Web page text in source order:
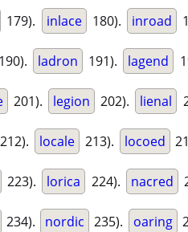
179). inlace 180). inroad
190). ladron 191). lagend
201). legion 202). lienal
212). locale 213). locoed
223). lorica 224). nacred
234). nordic 235). oaring